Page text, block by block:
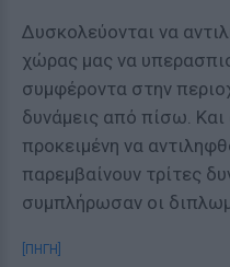
Δυσκολεύονται να
χώρας μας να
συμφέροντα στην
δυνάμεις από πίσω.
προκειμένη να
παρεμβαίνουν τρίτες
συμπλήρωσαν οι
[ΠΗΓΗ]